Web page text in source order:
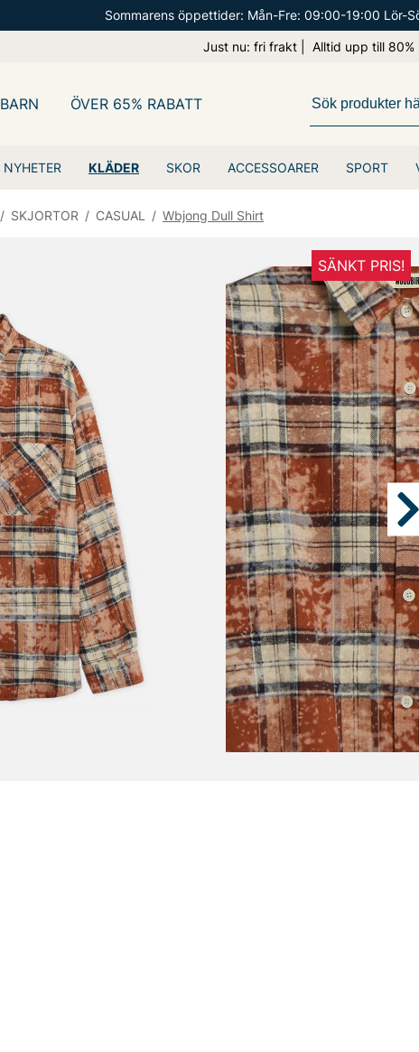
Sommarens öppettider: Mån-Fre: 09:00-19:00 Lör-
Just nu: fri frakt | Alltid upp till 80%
NYHETER KLÄDER SKOR ACCESSOARER SPORT
BARN ÖVER 65% RABATT
/ SKJORTOR / CASUAL / Wbjong Dull Shirt
SÄNKT PRIS!